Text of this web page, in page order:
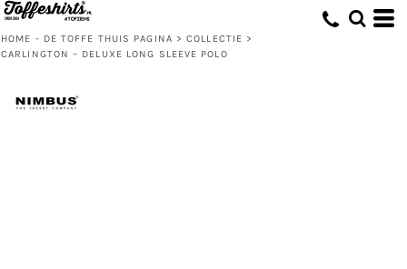
HOME - DE TOFFE THUIS PAGINA > COLLECTIE >
CARLINGTON – DELUXE LONG SLEEVE POLO